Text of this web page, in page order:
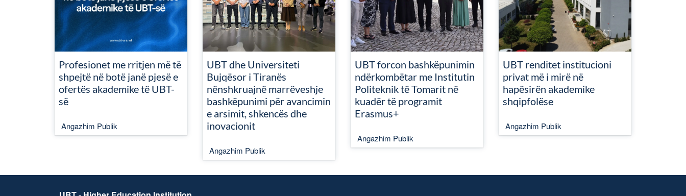
Profesionet me rritjen më të
shpejtë në botë janë pjesë e
ofertës akademike të UBT-
së
Angazhim Publik
UBT dhe Universiteti
Bujqësor i Tiranës
nënshkruajnë marrëveshje
bashkëpunimi për avancimin
e arsimit, shkencës dhe
inovacionit
Angazhim Publik
UBT forcon bashkëpunimin
ndërkombëtar me Institutin
Politeknik të Tomarit në
kuadër të programit
Erasmus+
Angazhim Publik
UBT renditet institucioni
privat më i mirë në
hapësirën akademike
shqipfolëse
Angazhim Publik